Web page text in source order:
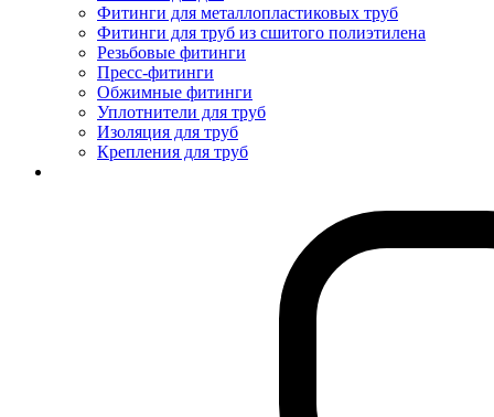
Фитинги для металлопластиковых труб
Фитинги для труб из сшитого полиэтилена
Резьбовые фитинги
Пресс-фитинги
Обжимные фитинги
Уплотнители для труб
Изоляция для труб
Крепления для труб